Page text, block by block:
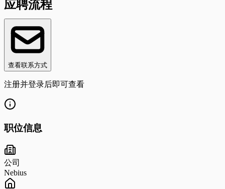
应聘流程
查看联系方式
注册并登录后即可查看
职位信息
公司
Nebius